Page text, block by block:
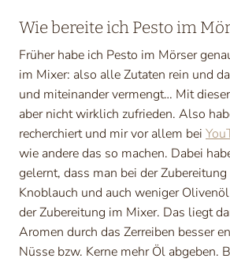
Wie bereite ich Pesto im
Früher habe ich Pesto im Mörser
im Mixer: also alle Zutaten rein und
und miteinander vermengt… Mit
aber nicht wirklich zufrieden. Also
recherchiert und mir vor allem bei
wie andere das so machen. Dabei
gelernt, dass man bei der
Knoblauch und auch weniger
der Zubereitung im Mixer. Das liegt
Aromen durch das Zerreiben besser
Nüsse bzw. Kerne mehr Öl abgeben.